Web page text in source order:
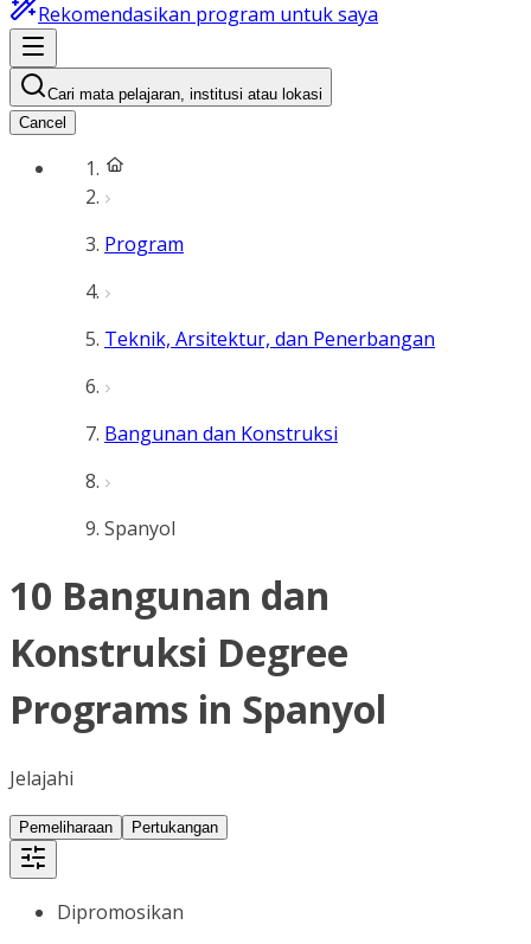
Rekomendasikan program untuk saya
Cari mata pelajaran, institusi atau lokasi
Cancel
Program
Teknik, Arsitektur, dan Penerbangan
Bangunan dan Konstruksi
Spanyol
10 Bangunan dan
Konstruksi Degree
Programs in Spanyol
Jelajahi
Pemeliharaan Pertukangan
Dipromosikan